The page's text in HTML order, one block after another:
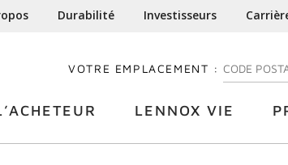
Durabilité Investisseurs
VOTRE EMPLACEMENT : ENTREZ
LENNOX VIE